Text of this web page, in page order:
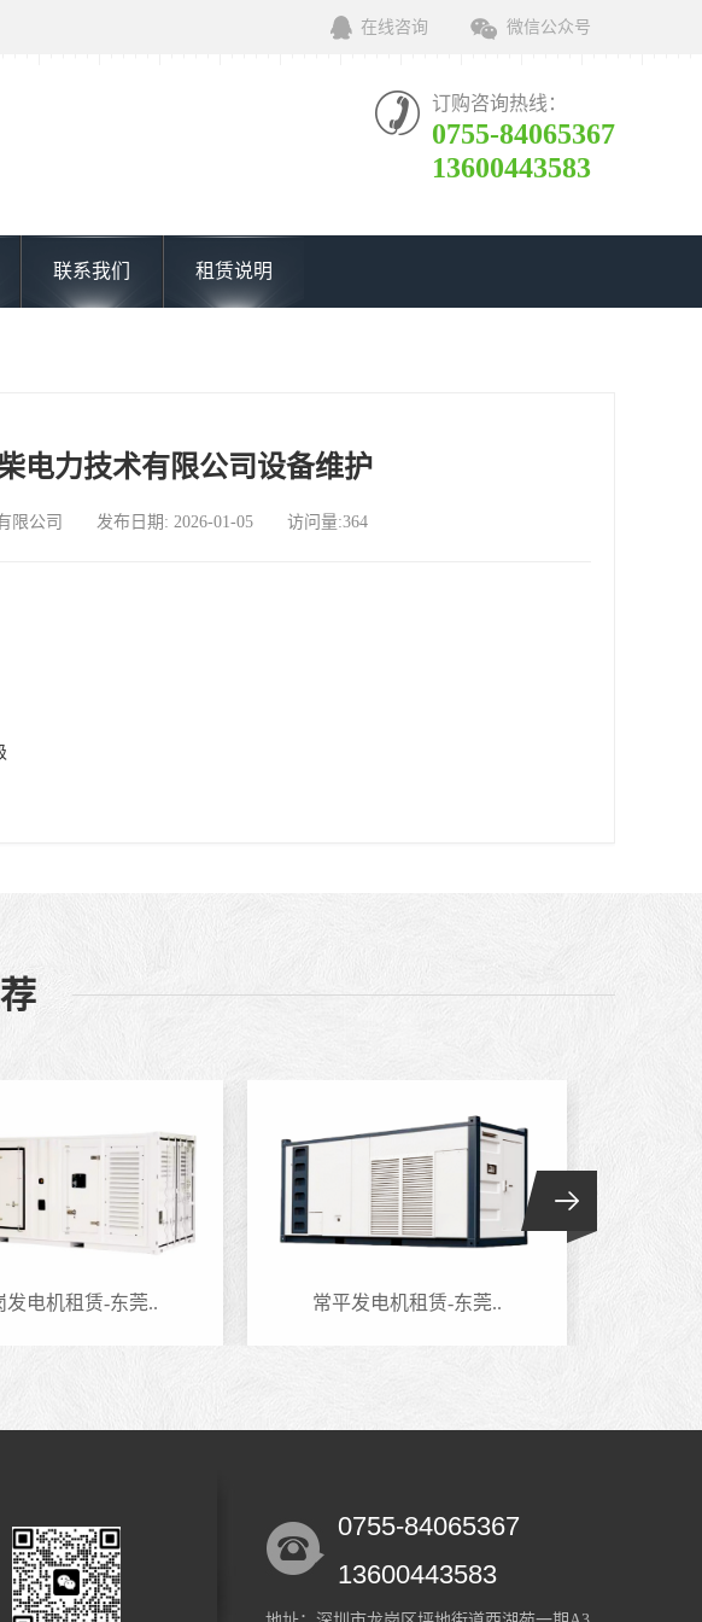
在线咨询 微信公众号
订购咨询热线：
0755-84065367
13600443583
联系我们 租赁说明
电力技术有限公司设备维护
有限公司 发布日期: 2026-01-05 访问量:364
发电机租赁-东莞.. 常平发电机租赁-东莞..
0755-84065367
13600443583